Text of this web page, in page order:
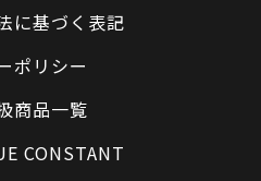
に基づく表記
ポリシー
商品一覧
CONSTANT